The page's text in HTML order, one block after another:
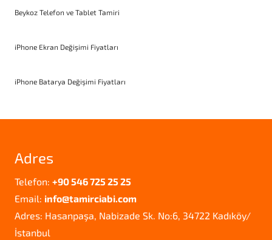
Beykoz Telefon ve Tablet Tamiri
iPhone Ekran Değişimi Fiyatları
iPhone Batarya Değişimi Fiyatları
Adres
Telefon: +90 546 725 25 25
Email: info@tamirciabi.com
Adres: Hasanpaşa, Nabizade Sk. No:6, 34722 Kadıköy/
İstanbul